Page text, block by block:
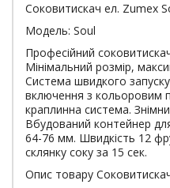
Соковитискач ел. Zumex
Модель: Soul
Професійний
Мінімальний розмір,
Система швидкого
включення з кольоровим
краплинна система.
Вбудований контейнер
64-76 мм. Швидкість 12
склянку соку за 15 сек.
Опис товару